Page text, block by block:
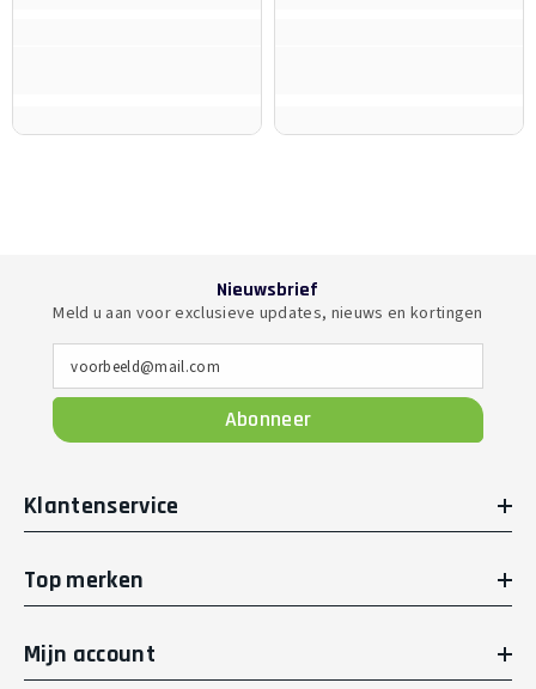
Nieuwsbrief
Meld u aan voor exclusieve updates, nieuws en kortingen
voorbeeld@mail.com
Abonneer
Klantenservice
Top merken
Mijn account